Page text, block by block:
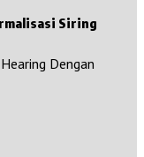
Siring